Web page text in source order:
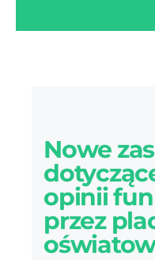
Nowe
opinii
przez